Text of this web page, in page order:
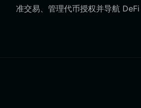
准交易、管理代币授权并导航